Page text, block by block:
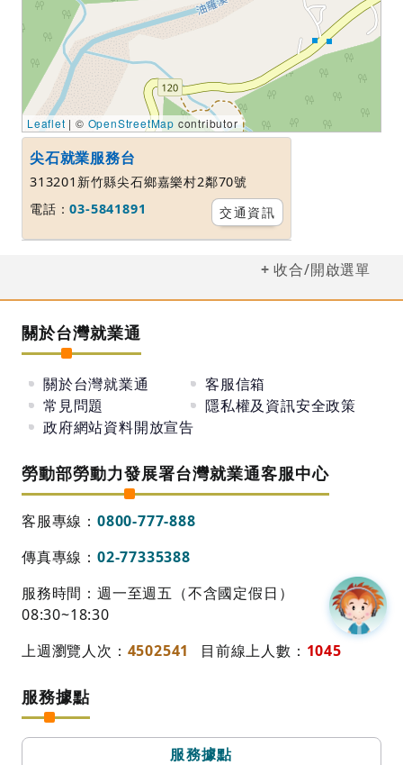
Leaflet | © OpenStreetMap contributor
尖石就業服務台
313201新竹縣尖石鄉嘉樂村2鄰70號
電話：03-5841891 交通資訊
收合/開啟選單
關於台灣就業通
關於台灣就業通
客服信箱
常見問題
隱私權及資訊安全政策
政府網站資料開放宣告
勞動部勞動力發展署台灣就業通客服中心
客服專線： 0800-777-888
傳真專線： 02-77335388
服務時間：週一至週五（不含國定假日）
08:30~18:30
上週瀏覽人次： 4502541 目前線上人數： 1045
服務據點
服務據點